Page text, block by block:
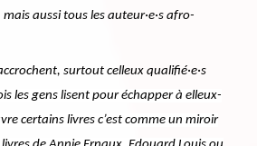
aussi tous les auteur·e·s afro-
surtout celleux qualifié·e·s
les gens lisent pour échapper à elleux-
certains livres c’est comme un miroir